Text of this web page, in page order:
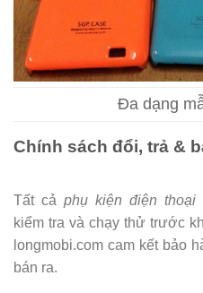
Đa dạng
Chính sách đổi, trả &
Tất cả phụ kiện điện thoại
kiểm tra và chạy thử trước
longmobi.com cam kết bảo
bán ra.